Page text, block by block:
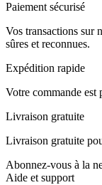
Paiement sécurisé
Vos transactions sur
sûres et reconnues.
Expédition rapide
Votre commande est
Livraison gratuite
Livraison gratuite
Abonnez-vous à la
Aide et support